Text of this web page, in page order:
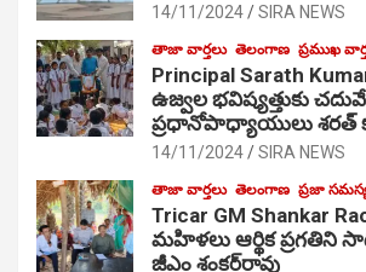
14/11/2024 SIRA NEWS
తాజా వార్తలు తెలంగాణ ప్రముఖ
Principal Sarath
ఉజ్వల భవిష్యత్తుకు
ప్రధానోపాధ్యాయులు
14/11/2024 SIRA NEWS
తాజా వార్తలు తెలంగాణ ప్రజా
Tricar GM Shankar
మహిళలు ఆర్థిక ప్రగతిని
జీఎం శంకర్‌రావు